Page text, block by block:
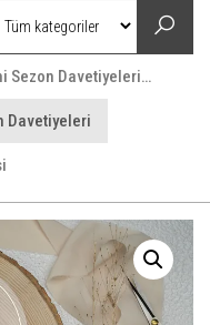
Sezon Davetiyeleri…
Davetiyeleri